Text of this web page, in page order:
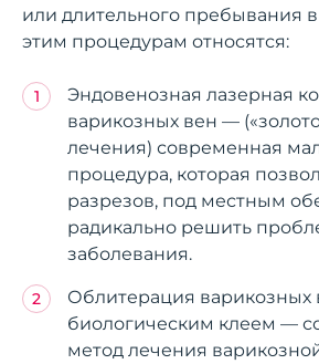
или длительного пребывания
этим процедурам относятся:
Эндовенозная лазерная
варикозных вен —
лечения) современная
процедура, которая
разрезов, под местным
радикально решить
заболевания.
Облитерация варикозных
биологическим клеем —
метод лечения